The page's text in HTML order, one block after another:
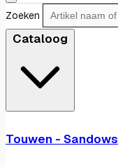
Zoeken
Cataloog
Touwen - Sandows